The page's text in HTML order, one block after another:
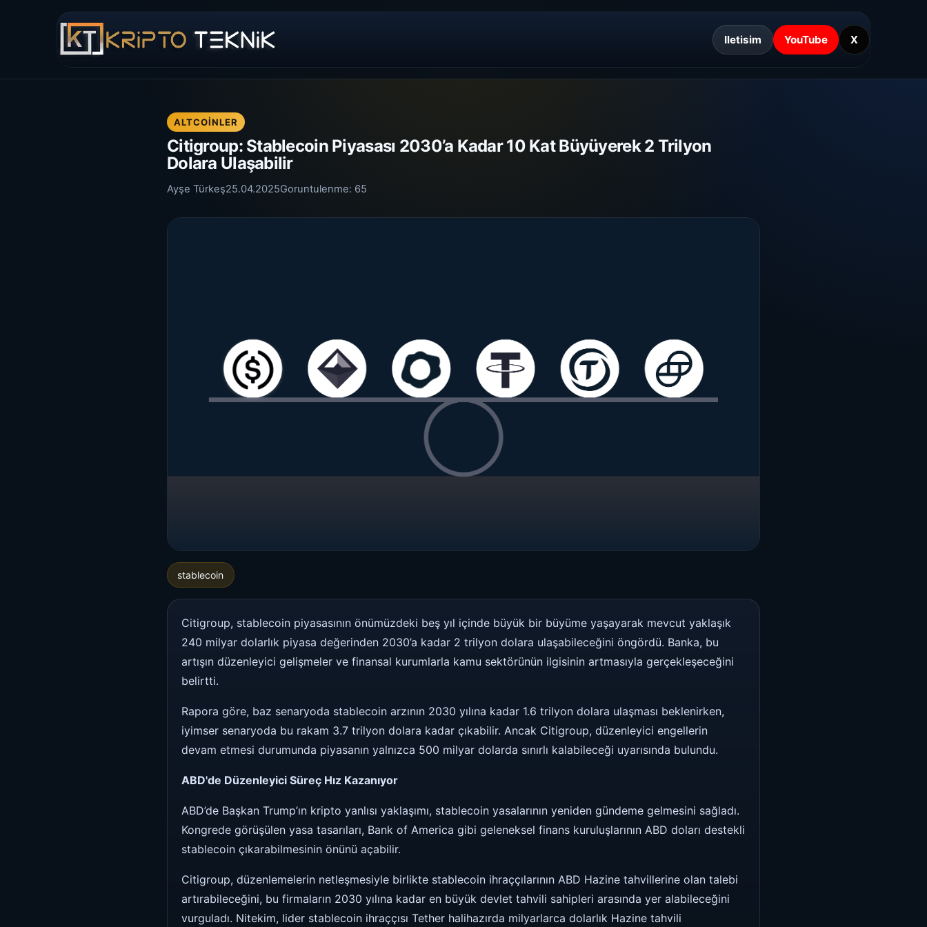
Iletisim YouTube X
ALTCOINLER
Citigroup: Stablecoin Piyasası 2030’a Kadar 10 Kat Büyüyerek 2 Trilyon
Dolara Ulaşabilir
Ayşe Türkeş25.04.2025Goruntulenme: 65
stablecoin
Citigroup, stablecoin piyasasının önümüzdeki beş yıl içinde büyük bir büyüme yaşayarak mevcut yaklaşık
240 milyar dolarlık piyasa değerinden 2030’a kadar 2 trilyon dolara ulaşabileceğini öngördü. Banka, bu
artışın düzenleyici gelişmeler ve finansal kurumlarla kamu sektörünün ilgisinin artmasıyla gerçekleşeceğini
belirtti.
Rapora göre, baz senaryoda stablecoin arzının 2030 yılına kadar 1.6 trilyon dolara ulaşması beklenirken,
iyimser senaryoda bu rakam 3.7 trilyon dolara kadar çıkabilir. Ancak Citigroup, düzenleyici engellerin
devam etmesi durumunda piyasanın yalnızca 500 milyar dolarda sınırlı kalabileceği uyarısında bulundu.
ABD'de Düzenleyici Süreç Hız Kazanıyor
ABD’de Başkan Trump’ın kripto yanlısı yaklaşımı, stablecoin yasalarının yeniden gündeme gelmesini sağladı.
Kongrede görüşülen yasa tasarıları, Bank of America gibi geleneksel finans kuruluşlarının ABD doları destekli
stablecoin çıkarabilmesinin önünü açabilir.
Citigroup, düzenlemelerin netleşmesiyle birlikte stablecoin ihraççılarının ABD Hazine tahvillerine olan talebi
artırabileceğini, bu firmaların 2030 yılına kadar en büyük devlet tahvili sahipleri arasında yer alabileceğini
vurguladı. Nitekim, lider stablecoin ihraççısı Tether halihazırda milyarlarca dolarlık Hazine tahvili